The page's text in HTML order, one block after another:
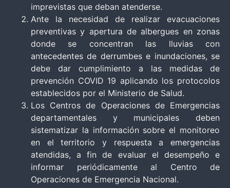
imprevistas que deban atenderse.
Ante la necesidad de realizar evacuaciones
preventivas y apertura de albergues en zonas
donde se concentran las lluvias con
antecedentes de derrumbes e inundaciones, se
debe dar cumplimiento a las medidas de
prevención COVID 19 aplicando los protocolos
establecidos por el Ministerio de Salud.
Los Centros de Operaciones de Emergencias
departamentales y municipales deben
sistematizar la información sobre el monitoreo
en el territorio y respuesta a emergencias
atendidas, a fin de evaluar el desempeño e
informar periódicamente al Centro de
Operaciones de Emergencia Nacional.